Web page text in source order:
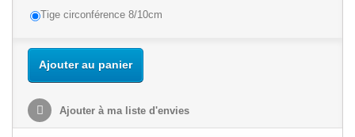
Tige circonférence 8/10cm
Ajouter au panier
Ajouter à ma liste d'envies